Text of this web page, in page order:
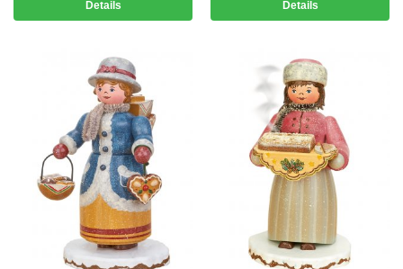
Details Details